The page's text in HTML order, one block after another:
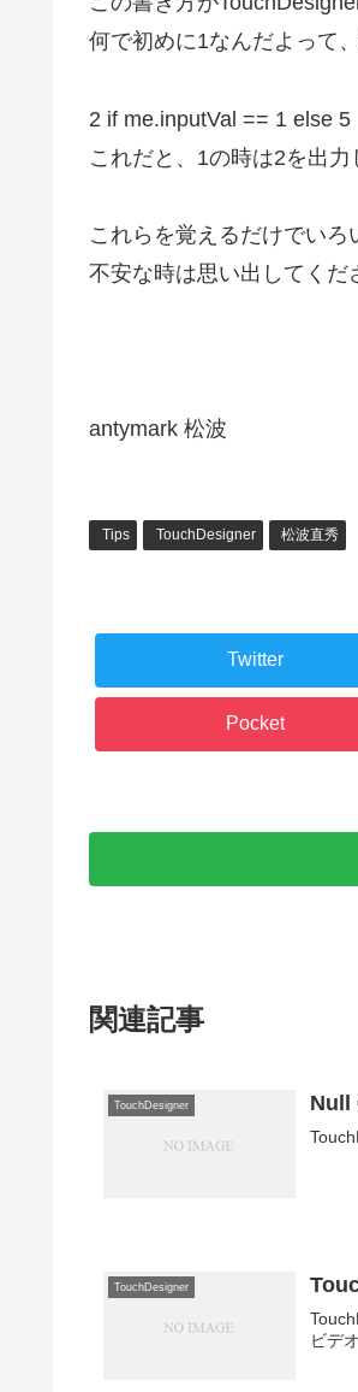
何で初めに1なんだよって
2 if me.inputVal == 1 else 5
これだと、1の時は2を出
これらを覚えるだけでいろ
不安な時は思い出してくだ
antymark 松波
Tips TouchDesigner 松波直秀
Twitter
Pocket
関連記事
TouchDesigner Null
TouchDesigner
ビデ